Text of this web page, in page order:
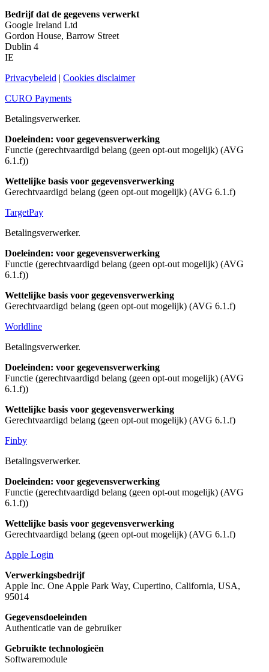
Bedrijf dat de gegevens verwerkt
Google Ireland Ltd
Gordon House, Barrow Street
Dublin 4
IE
Privacybeleid | Cookies disclaimer
CURO Payments
Betalingsverwerker.
Doeleinden: voor gegevensverwerking
Functie (gerechtvaardigd belang (geen opt-out mogelijk) (AVG
6.1.f))
Wettelijke basis voor gegevensverwerking
Gerechtvaardigd belang (geen opt-out mogelijk) (AVG 6.1.f)
TargetPay
Betalingsverwerker.
Doeleinden: voor gegevensverwerking
Functie (gerechtvaardigd belang (geen opt-out mogelijk) (AVG
6.1.f))
Wettelijke basis voor gegevensverwerking
Gerechtvaardigd belang (geen opt-out mogelijk) (AVG 6.1.f)
Worldline
Betalingsverwerker.
Doeleinden: voor gegevensverwerking
Functie (gerechtvaardigd belang (geen opt-out mogelijk) (AVG
6.1.f))
Wettelijke basis voor gegevensverwerking
Gerechtvaardigd belang (geen opt-out mogelijk) (AVG 6.1.f)
Finby
Betalingsverwerker.
Doeleinden: voor gegevensverwerking
Functie (gerechtvaardigd belang (geen opt-out mogelijk) (AVG
6.1.f))
Wettelijke basis voor gegevensverwerking
Gerechtvaardigd belang (geen opt-out mogelijk) (AVG 6.1.f)
Apple Login
Verwerkingsbedrijf
Apple Inc. One Apple Park Way, Cupertino, California, USA,
95014
Gegevensdoeleinden
Authenticatie van de gebruiker
Gebruikte technologieën
Softwaremodule